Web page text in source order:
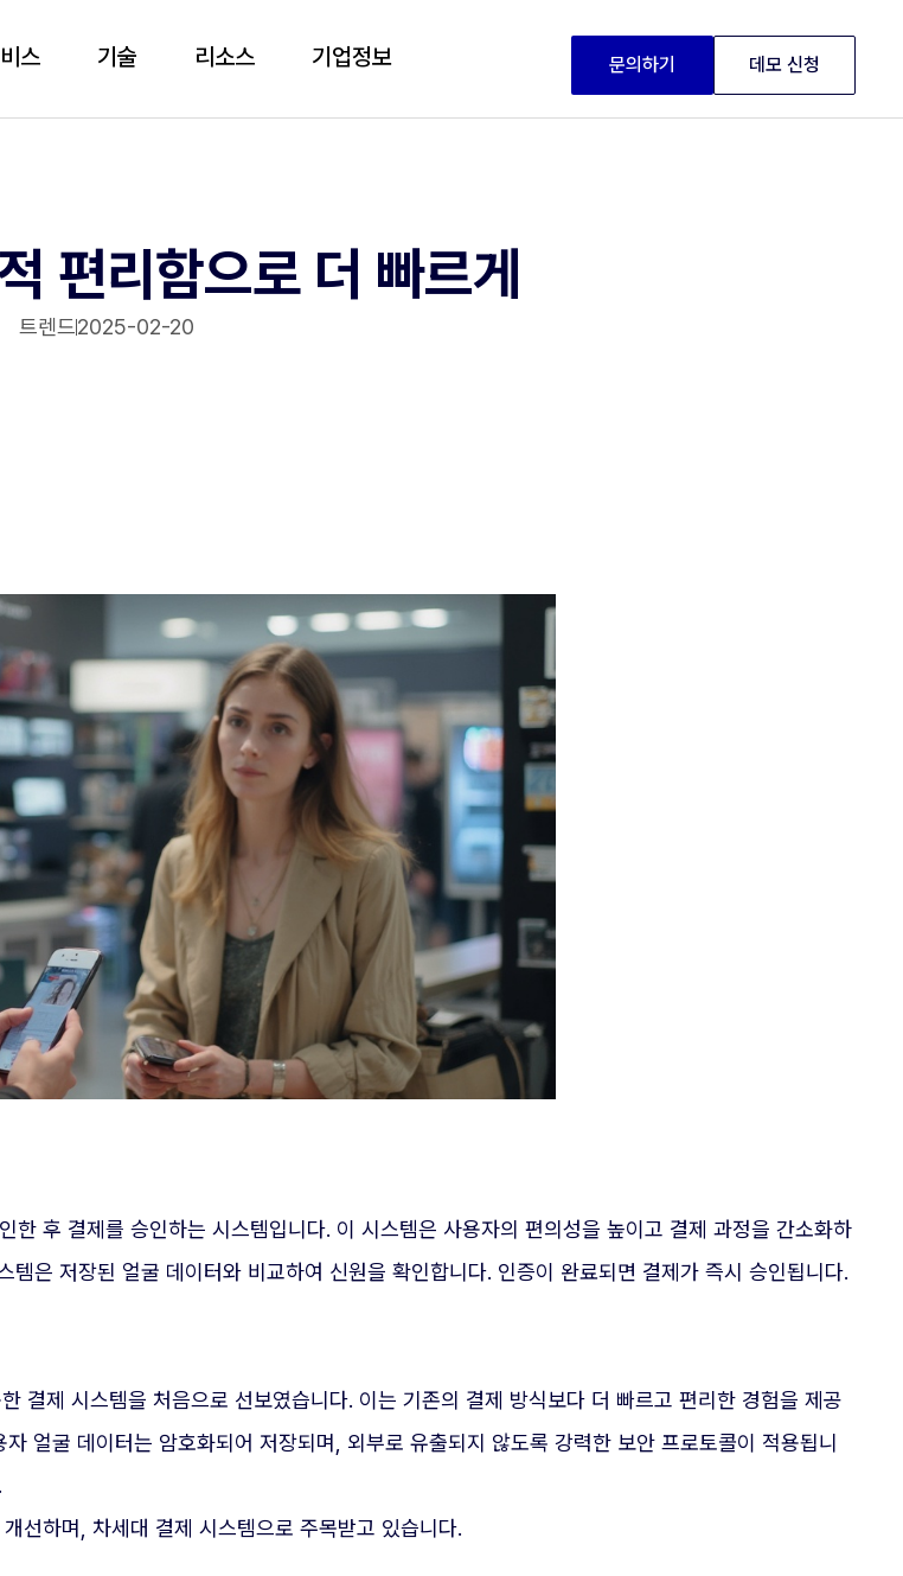
스 기술 리소스 기업정보 문의하기 데모 신청
편리함으로 더 빠르게
트렌드2025-02-20
후 결제를 승인하는 시스템입니다. 이 시스템은 사용자의 편의성을 높이고 결제 과정을 간소화하
은 저장된 얼굴 데이터와 비교하여 신원을 확인합니다. 인증이 완료되면 결제가 즉시 승인됩니다.
결제 시스템을 처음으로 선보였습니다. 이는 기존의 결제 방식보다 더 빠르고 편리한 경험을 제공
얼굴 데이터는 암호화되어 저장되며, 외부로 유출되지 않도록 강력한 보안 프로토콜이 적용됩니
선하며, 차세대 결제 시스템으로 주목받고 있습니다.